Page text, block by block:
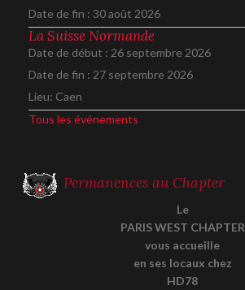
Date de fin : 30 août 2026
La Suisse Normande
Date de début : 26 septembre 2026
Date de fin : 27 septembre 2026
Lieu: Caen
Tous les événements
Permanences au Chapter
Le
PARIS WEST CHAPTER
vous accueille
en ses locaux chez
HD78